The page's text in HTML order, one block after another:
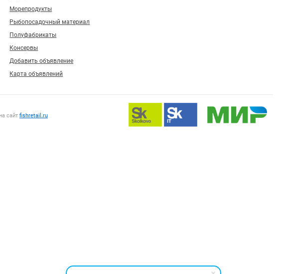
Морепродукты
Рыбопосадочный материал
Полуфабрикаты
Консервы
Добавить объявление
Карта объявлений
сайт fishretail.ru